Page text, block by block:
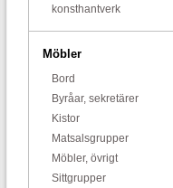
konsthantverk
Möbler
Bord
Byråar, sekretärer
Kistor
Matsalsgrupper
Möbler, övrigt
Sittgrupper